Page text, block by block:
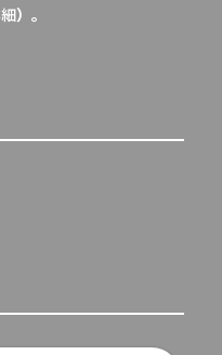
）。